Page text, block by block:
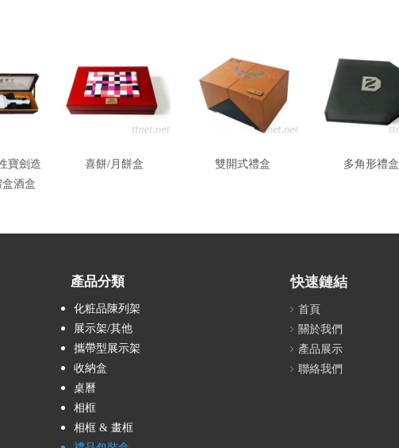
寶劍造
酒盒
喜餅/月餅盒 雙開式禮盒 多角形禮盒
產品分類
化粧品陳列架
展示架/其他
攜帶型展示架
收納盒
桌曆
相框
相框 & 畫框
快速鏈結
首頁
關於我們
產品展示
聯絡我們